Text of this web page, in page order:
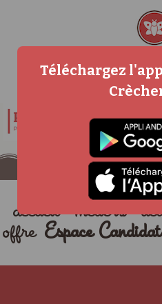
accueil métiers
offre Espace
Téléchargez